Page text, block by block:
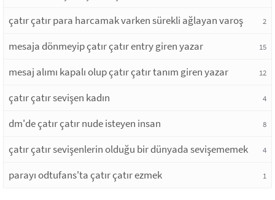
çatır çatır para harcamak varken sürekli ağlayan varoş 2
mesaja dönmeyip çatır çatır entry giren yazar 15
mesaj alımı kapalı olup çatır çatır tanım giren yazar 12
çatır çatır sevişen kadın 4
dm'de çatır çatır nude isteyen insan 8
çatır çatır sevişenlerin olduğu bir dünyada sevişememek 4
parayı odtufans'ta çatır çatır ezmek 1